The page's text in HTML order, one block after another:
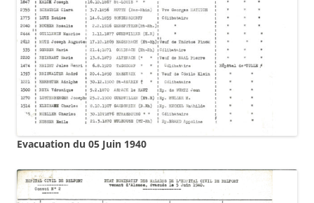
Evacuation du 05 Juin 1940